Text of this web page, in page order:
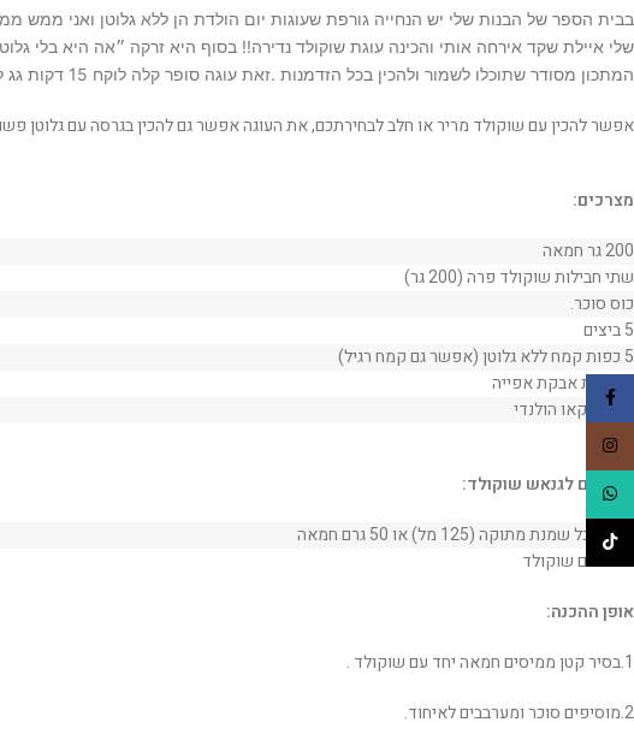
בבית הספר של הבנות שלי יש הנחייה גורפת שעוגות יום הולדת הן ללא גלוטן ואני ממש
שלי איילת שקד אירחה אותי והכינה עוגת שוקולד נדירה!! בסוף היא זרקה ״אה היא בלי
המתכון מסודר שתוכלו לשמור ולהכין בכל הזדמנות .זאת עוגה סופר קלה לוקח 15 דקות גג להכין אותה ואז רק אפייה של 20 דקות
אפשר להכין עם שוקולד מריר או חלב לבחירתכם, את העוגה אפשר גם להכין בגרסה עם גלוטן
מצרכים:
200 גר חמאה
שתי חבילות שוקולד פרה (200 גר)
כוס סוכר.
5 ביצים
5 כפות קמח ללא גלוטן (אפשר גם קמח רגיל)
מצרכים לגנאש שוקולד:
חצי מיכל שמנת מתוקה (125 מל) או 50 גרם חמאה
100 גרם שוקולד
אופן ההכנה:
1.בסיר קטן ממיסים חמאה יחד עם שוקולד .
2.מוסיפים סוכר ומערבבים לאיחוד.
Facebook
WhatsApp
TikTok